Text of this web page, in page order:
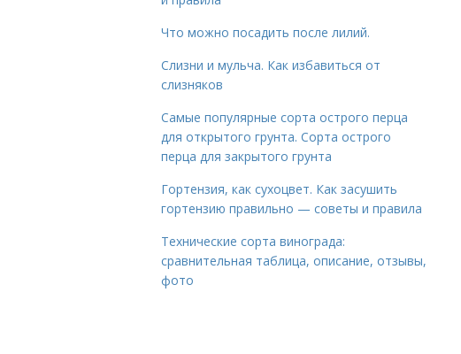
Что можно посадить после лилий.
Слизни и мульча. Как избавиться от
слизняков
Самые популярные сорта острого перца
для открытого грунта. Сорта острого
перца для закрытого грунта
Гортензия, как сухоцвет. Как засушить
гортензию правильно — советы и правила
Технические сорта винограда:
сравнительная таблица, описание, отзывы,
фото